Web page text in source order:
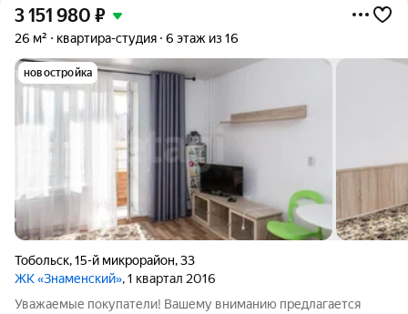
3 151 980 ₽
26 м² квартира-студия 6 этаж из 16
новостройка
Тобольск,15-й микрорайон,33
ЖК «Знаменский», 1 квартал 2016
Уважаемые покупатели! Вашему вниманию предлагается